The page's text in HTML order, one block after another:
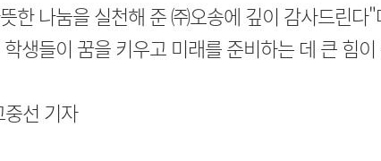
한 나눔을 실천해 준 ㈜오송에 깊이 감사드린다
생들이 꿈을 키우고 미래를 준비하는 데 큰 힘
선 기자